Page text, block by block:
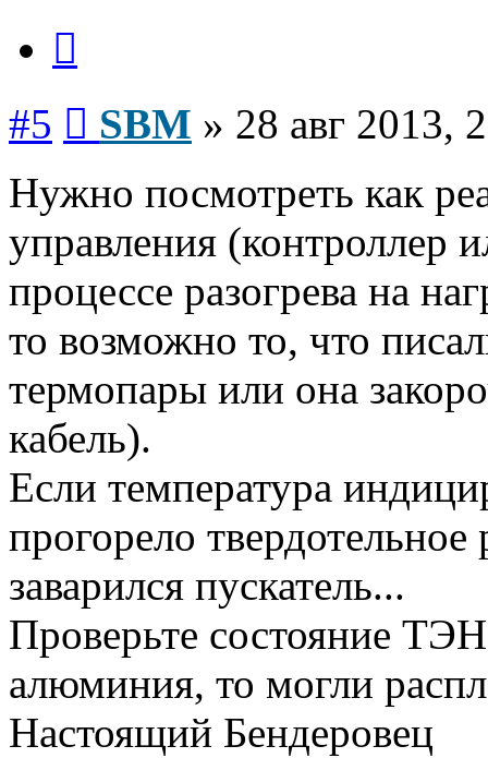
#5 SBM » 28 авг 2013,
Нужно посмотреть как
управления (контроллер
процессе разогрева на
то возможно то, что
термопары или она
кабель).
Если температура
прогорело
заварился пускатель...
Проверьте состояние
алюминия, то могли
Настоящий Бендеровец